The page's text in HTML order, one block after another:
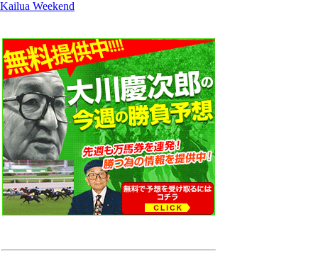
Kailua Weekend